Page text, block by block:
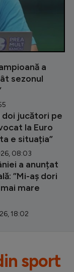
a
sezonul
doi jucători pe
la Euro
e situația”
08:03
a anunțat
”Mi-aș dori
mare
18:02
sport